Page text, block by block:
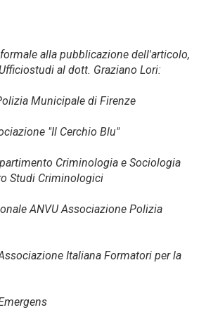
alla pubblicazione dell'articolo,
al dott. Graziano Lori:
Municipale di Firenze
"Il Cerchio Blu"
Criminologia e Sociologia
Studi Criminologici
ANVU Associazione Polizia
Italiana Formatori per la